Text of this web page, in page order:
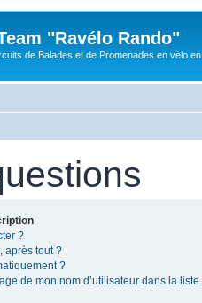
"Ravélo Rando"
de Balades et de Promenades en vélo
?
après tout ?
?
de mon nom d’utilisateur dans la liste